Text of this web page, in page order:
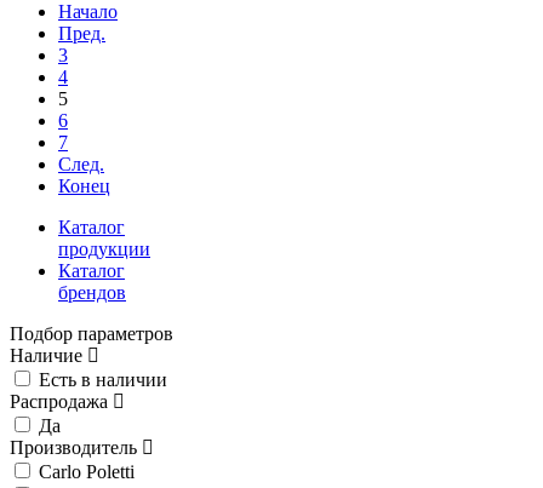
Начало
Пред.
3
4
5
6
7
След.
Конец
Каталог
продукции
Каталог
брендов
Подбор параметров
Наличие
Есть в наличии
Распродажа
Да
Производитель
Carlo Poletti